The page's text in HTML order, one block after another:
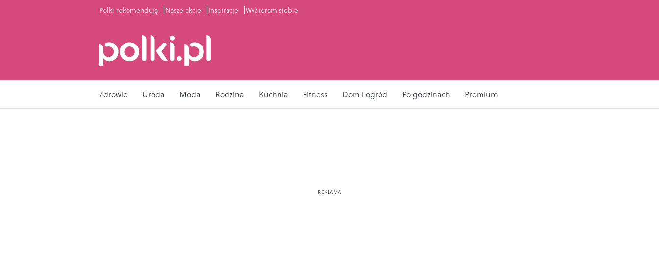
Polki rekomendują Nasze akcje Inspiracje Wybieram siebie
Zdrowie Uroda Moda Rodzina Kuchnia Fitness Dom i ogród Po godzinach Premium